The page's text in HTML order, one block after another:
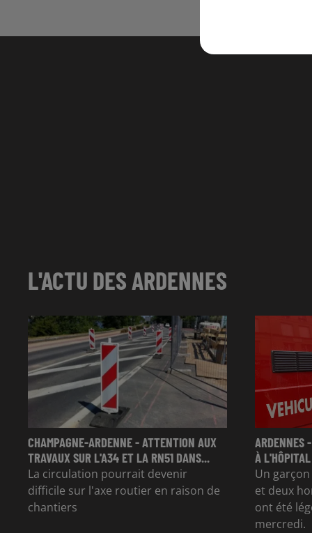
L'ACTU DES ARDENNES
CHAMPAGNE-ARDENNE - ATTENTION AUX
TRAVAUX SUR L'A34 ET LA RN51 DANS...
La circulation pourrait devenir
difficile sur l'axe routier en raison de
chantiers
ARDENNES
À
Un
et deux
ont été
mercredi.